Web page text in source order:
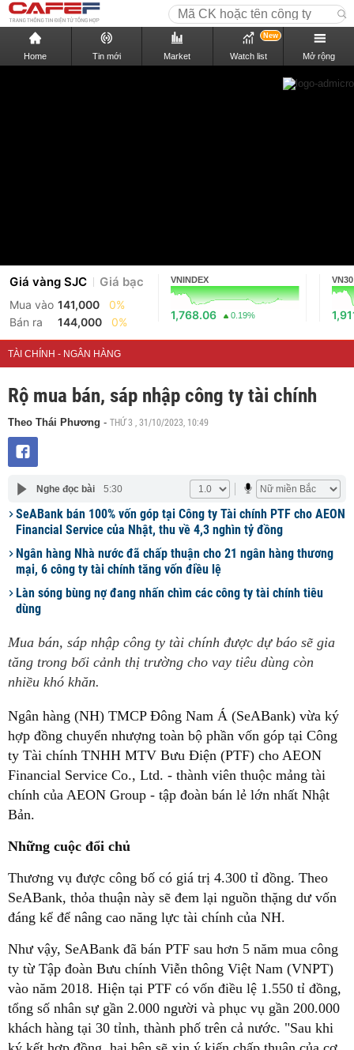
Home Tin mới Market Watch list
New
Mở rộng
Giá vàng SJC Giá bạc
Mua vào 141,000
0%
Bán ra
144,000 0%
VNINDEX
1,768.06 0.19%
VN30
TÀI CHÍNH - NGÂN HÀNG
Rộ mua bán, sáp nhập công ty tài chính
Theo Thái Phương - THỨ 3 , 31/10/2023, 10:49
Nghe đọc bài 5:30
SeABank bán 100% vốn góp tại Công ty Tài chính PTF cho AEON
Financial Service của Nhật, thu về 4,3 nghìn tỷ đồng
Ngân hàng Nhà nước đã chấp thuận cho 21 ngân hàng thương
mại, 6 công ty tài chính tăng vốn điều lệ
Làn sóng bùng nợ đang nhấn chìm các công ty tài chính tiêu
dùng
Mua bán, sáp nhập công ty tài chính được dự báo sẽ gia
tăng trong bối cảnh thị trường cho vay tiêu dùng còn
nhiều khó khăn.
Ngân hàng (NH) TMCP Đông Nam Á (SeABank) vừa ký
hợp đồng chuyển nhượng toàn bộ phần vốn góp tại Công
ty Tài chính TNHH MTV Bưu Điện (PTF) cho AEON
Financial Service Co., Ltd. - thành viên thuộc mảng tài
chính của AEON Group - tập đoàn bán lẻ lớn nhất Nhật
Bản.
Những cuộc đổi chủ
Thương vụ được công bố có giá trị 4.300 tỉ đồng. Theo
SeABank, thỏa thuận này sẽ đem lại nguồn thặng dư vốn
đáng kể để nâng cao năng lực tài chính của NH.
Như vậy, SeABank đã bán PTF sau hơn 5 năm mua công
ty từ Tập đoàn Bưu chính Viễn thông Việt Nam (VNPT)
vào năm 2018. Hiện tại PTF có vốn điều lệ 1.550 tỉ đồng,
tổng số nhân sự gần 2.000 người và phục vụ gần 200.000
khách hàng tại 30 tỉnh, thành phố trên cả nước. "Sau khi